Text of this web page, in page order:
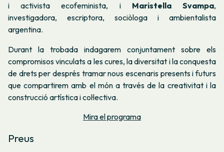
i activista ecofeminista, i Maristella Svampa,
investigadora, escriptora, sociòloga i ambientalista
argentina.
Durant la trobada indagarem conjuntament sobre els
compromisos vinculats a les cures, la diversitat i la conquesta
de drets per després tramar nous escenaris presents i futurs
que compartirem amb el món a través de la creativitat i la
construcció artística i col·lectiva.
Mira el programa
Preus